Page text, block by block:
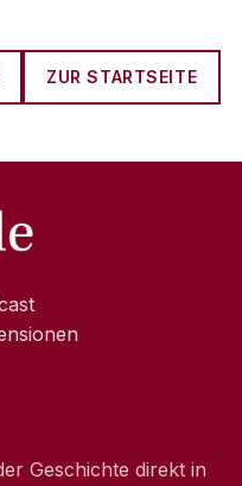
ZUR STARTSEITE
Geschichte direkt in